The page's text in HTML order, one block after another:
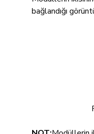
bağlandığı